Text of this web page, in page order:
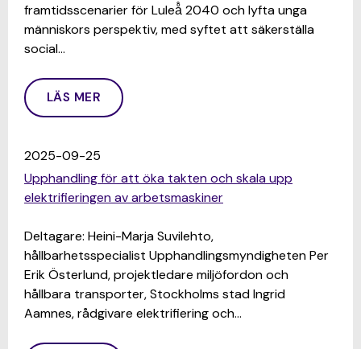
framtidsscenarier för Luleå̊ 2040 och lyfta unga
människors perspektiv, med syftet att säkerställa
social…
LÄS MER
2025-09-25
Upphandling för att öka takten och skala upp
elektrifieringen av arbetsmaskiner
Deltagare: Heini-Marja Suvilehto,
hållbarhetsspecialist Upphandlingsmyndigheten Per
Erik Österlund, projektledare miljöfordon och
hållbara transporter, Stockholms stad Ingrid
Aamnes, rådgivare elektrifiering och…